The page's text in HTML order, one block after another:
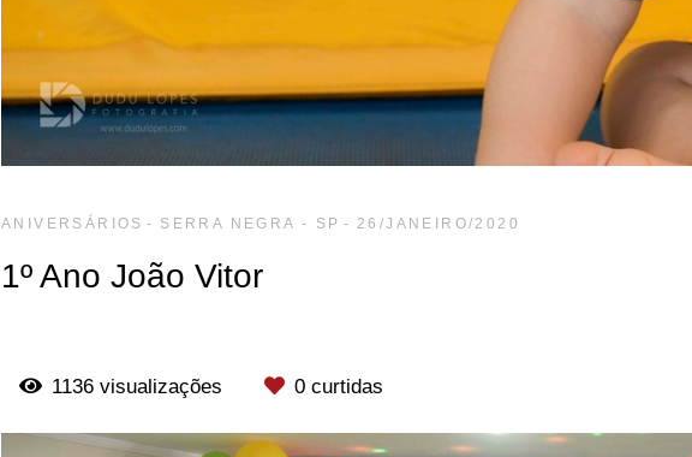
ANIVERSÁRIOS SERRA NEGRA - SP 26/JANEIRO/2020
1º Ano João Vitor
1136 visualizações 0 curtidas